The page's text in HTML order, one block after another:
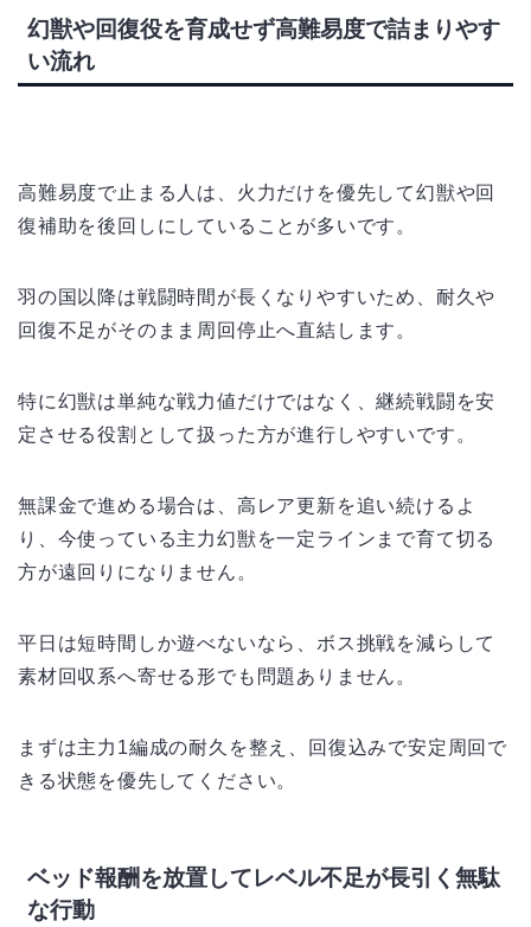
幻獣や回復役を育成せず高難易度で詰まりやす
い流れ
高難易度で止まる人は、火力だけを優先して幻獣や回
復補助を後回しにしていることが多いです。
羽の国以降は戦闘時間が長くなりやすいため、耐久や
回復不足がそのまま周回停止へ直結します。
特に幻獣は単純な戦力値だけではなく、継続戦闘を安
定させる役割として扱った方が進行しやすいです。
無課金で進める場合は、高レア更新を追い続けるよ
り、今使っている主力幻獣を一定ラインまで育て切る
方が遠回りになりません。
平日は短時間しか遊べないなら、ボス挑戦を減らして
素材回収系へ寄せる形でも問題ありません。
まずは主力1編成の耐久を整え、回復込みで安定周回で
きる状態を優先してください。
ベッド報酬を放置してレベル不足が長引く無駄
な行動